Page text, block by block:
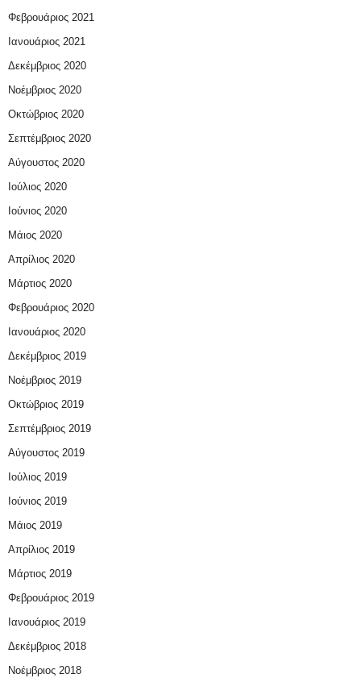
Φεβρουάριος 2021
Ιανουάριος 2021
Δεκέμβριος 2020
Νοέμβριος 2020
Οκτώβριος 2020
Σεπτέμβριος 2020
Αύγουστος 2020
Ιούλιος 2020
Ιούνιος 2020
Μάιος 2020
Απρίλιος 2020
Μάρτιος 2020
Φεβρουάριος 2020
Ιανουάριος 2020
Δεκέμβριος 2019
Νοέμβριος 2019
Οκτώβριος 2019
Σεπτέμβριος 2019
Αύγουστος 2019
Ιούλιος 2019
Ιούνιος 2019
Μάιος 2019
Απρίλιος 2019
Μάρτιος 2019
Φεβρουάριος 2019
Ιανουάριος 2019
Δεκέμβριος 2018
Νοέμβριος 2018